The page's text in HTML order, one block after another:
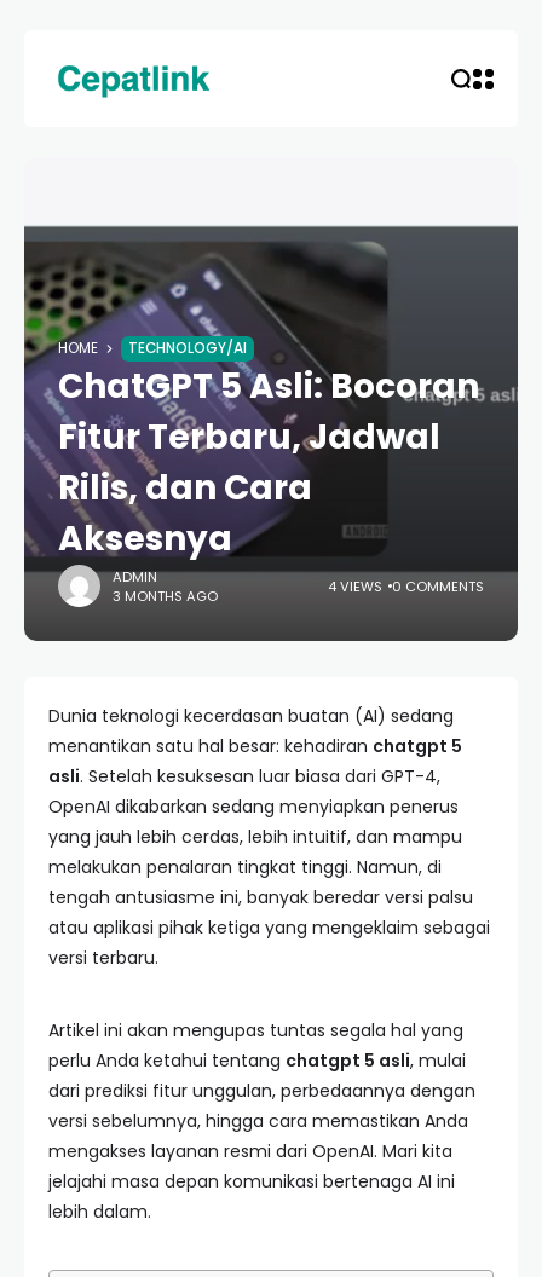
HOME TECHNOLOGY/AI
ChatGPT 5 Asli: Bocoran
Fitur Terbaru, Jadwal
Rilis, dan Cara
Aksesnya
ADMIN
3 MONTHS AGO
4 VIEWS 0 COMMENTS
Dunia teknologi kecerdasan buatan (AI) sedang
menantikan satu hal besar: kehadiran chatgpt 5
asli. Setelah kesuksesan luar biasa dari GPT-4,
OpenAI dikabarkan sedang menyiapkan penerus
yang jauh lebih cerdas, lebih intuitif, dan mampu
melakukan penalaran tingkat tinggi. Namun, di
tengah antusiasme ini, banyak beredar versi palsu
atau aplikasi pihak ketiga yang mengeklaim sebagai
versi terbaru.
Artikel ini akan mengupas tuntas segala hal yang
perlu Anda ketahui tentang chatgpt 5 asli, mulai
dari prediksi fitur unggulan, perbedaannya dengan
versi sebelumnya, hingga cara memastikan Anda
mengakses layanan resmi dari OpenAI. Mari kita
jelajahi masa depan komunikasi bertenaga AI ini
lebih dalam.